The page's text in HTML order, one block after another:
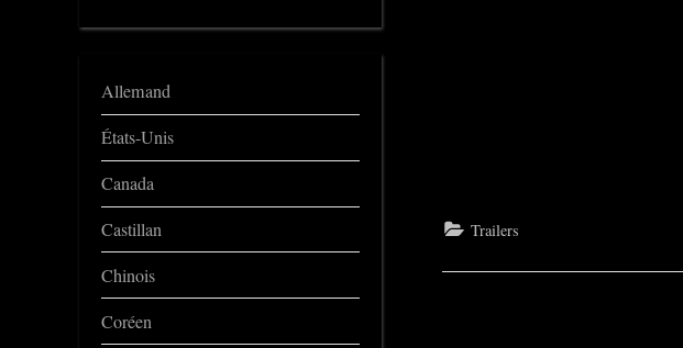
Trailers
Allemand
États-Unis
Canada
Castillan
Chinois
Coréen